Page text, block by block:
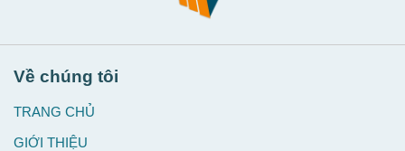
Về chúng tôi
TRANG CHỦ
GIỚI THIỆU